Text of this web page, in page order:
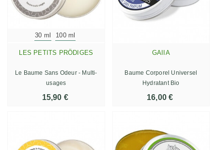
30 ml 100 ml
LES PETITS PRÖDIGES
Le Baume Sans Odeur - Multi-
usages
15,90 €
GAIIA
Baume Corporel Universel
Hydratant Bio
16,00 €